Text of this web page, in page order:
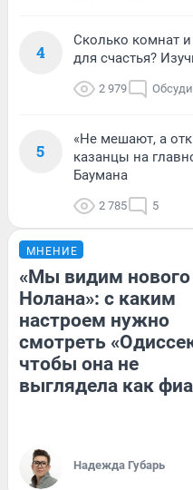
4
Сколько комнат
для счастья?
2 979
5
«Не мешают, а
казанцы на
Баумана
2 785 5
МНЕНИЕ
«Мы видим нового
Нолана»: с каким
настроем нужно
смотреть
чтобы она не
выглядела как
Надежда Губарь